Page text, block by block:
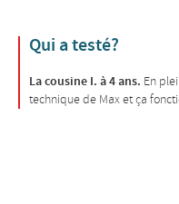
Qui a testé?
La cousine I. à 4 ans. En
technique de Max et ça